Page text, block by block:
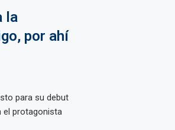
la
por ahí
para su debut
el protagonista